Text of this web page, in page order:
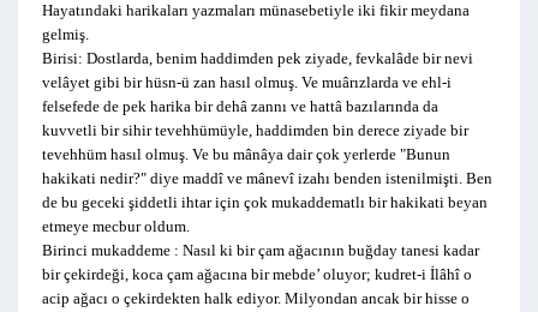
Hayatındaki harikaları yazmaları münasebetiyle iki fikir meydana
gelmiş.
Birisi: Dostlarda, benim haddimden pek ziyade, fevkalâde bir nevi
velâyet gibi bir hüsn-ü zan hasıl olmuş. Ve muârızlarda ve ehl-i
felsefede de pek harika bir dehâ zannı ve hattâ bazılarında da
kuvvetli bir sihir tevehhümüyle, haddimden bin derece ziyade bir
tevehhüm hasıl olmuş. Ve bu mânâya dair çok yerlerde "Bunun
hakikati nedir?" diye maddî ve mânevî izahı benden istenilmişti. Ben
de bu geceki şiddetli ihtar için çok mukaddematlı bir hakikati beyan
etmeye mecbur oldum.
Birinci mukaddeme : Nasıl ki bir çam ağacının buğday tanesi kadar
bir çekirdeği, koca çam ağacına bir mebde’ oluyor; kudret-i İlâhî o
acip ağacı o çekirdekten halk ediyor. Milyondan ancak bir hisse o